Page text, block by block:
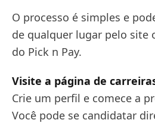
O processo é simples e
de qualquer lugar pelo site
do Pick n Pay.
Visite a página de
Crie um perfil e comece a
Você pode se candidatar